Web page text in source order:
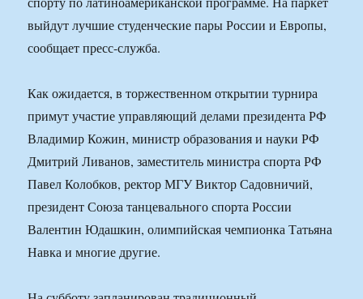
выйдут лучшие студенческие пары России и Европы,
сообщает пресс-служба.
Как ожидается, в торжественном открытии турнира
примут участие управляющий делами президента РФ
Владимир Кожин, министр образования и науки РФ
Дмитрий Ливанов, заместитель министра спорта РФ
Павел Колобков, ректор МГУ Виктор Садовничий,
президент Союза танцевального спорта России
Валентин Юдашкин, олимпийская чемпионка Татьяна
Навка и многие другие.